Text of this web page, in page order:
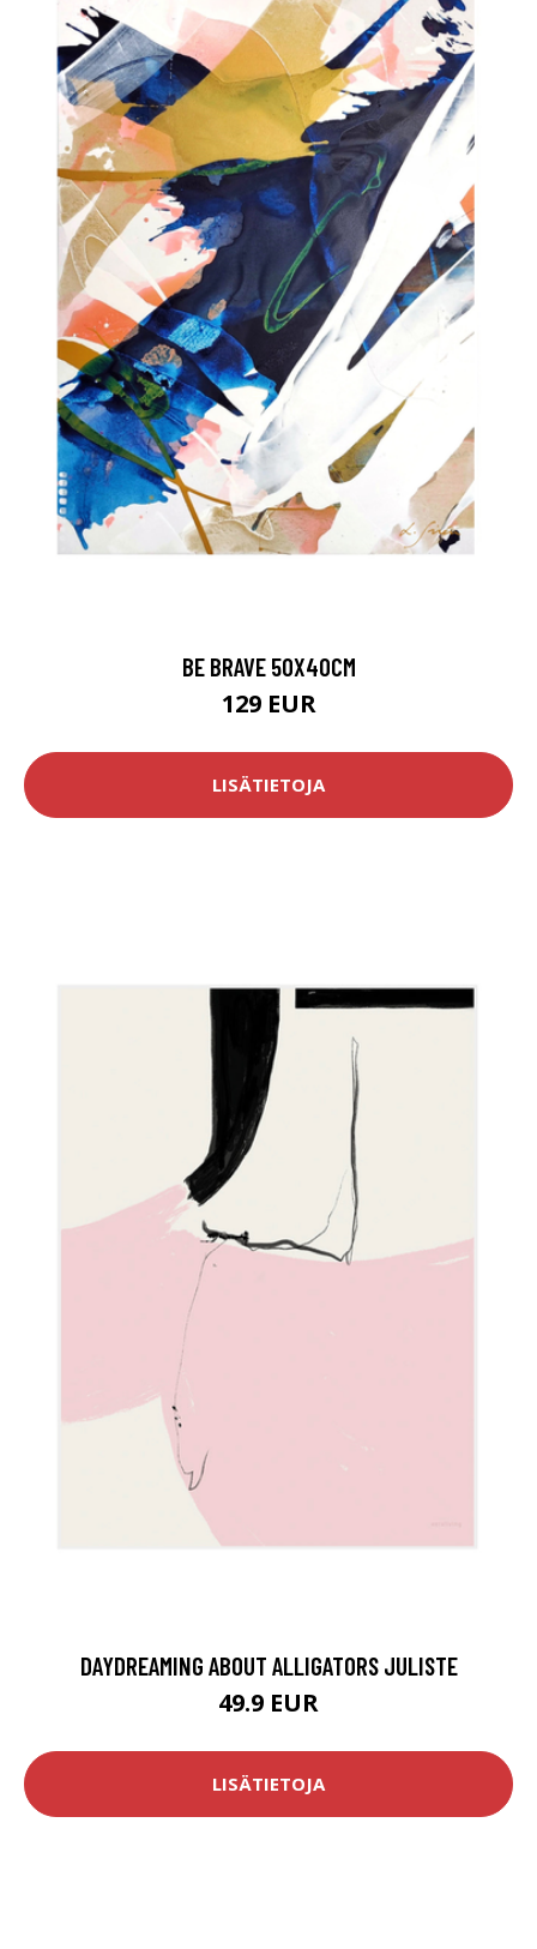
BE BRAVE 50X40CM
129 EUR
LISÄTIETOJA
DAYDREAMING ABOUT ALLIGATORS JULISTE
49.9 EUR
LISÄTIETOJA